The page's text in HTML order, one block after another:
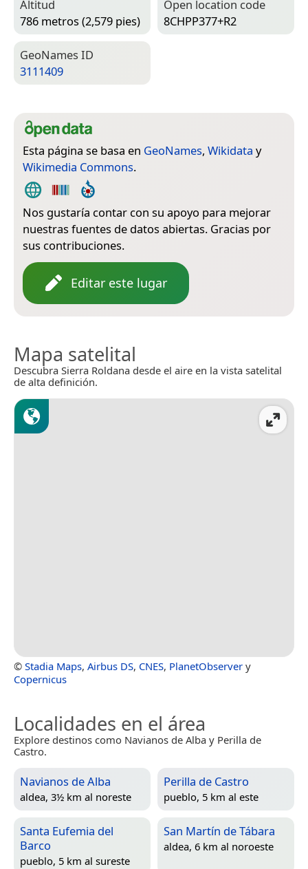
Altitud
786 metros (2,579 pies)
Open location code
8CHPP377+R2
Geo­Names ID
3111409
Esta página se basa en GeoNames, Wikidata y
Wikimedia Commons.
Nos gustaría contar con su apoyo para mejorar
nuestras fuentes de datos abiertas. Gracias por
sus contribuciones.
Editar este lugar
Mapa satelital
Descubra Sierra Roldana desde el aire en la vista satelital
de alta definición.
© Stadia Maps, Airbus DS, CNES, PlanetObserver y
Copernicus
Localidades en el área
Explore destinos como Navianos de Alba y Perilla de
Castro.
Navianos de Alba
aldea, 3½ km al noreste
Perilla de Castro
pueblo, 5 km al este
Santa Eufemia del
Barco
pueblo, 5 km al sureste
San Martín de Tábara
aldea, 6 km al noroeste